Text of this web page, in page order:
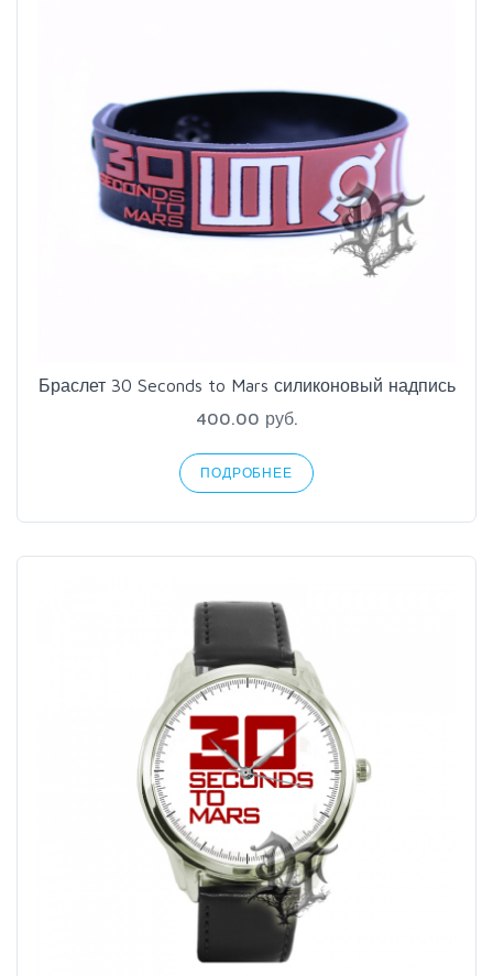
Браслет 30 Seconds to Mars силиконовый надпись
400.00 руб.
ПОДРОБНЕЕ